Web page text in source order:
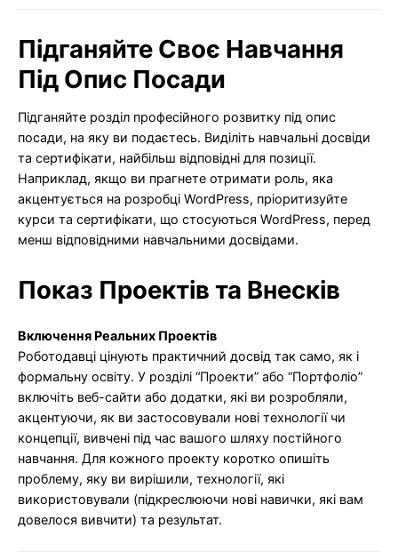
Підганяйте Своє Навчання
Під Опис Посади
Підганяйте розділ професійного розвитку під опис
посади, на яку ви подаєтесь. Виділіть навчальні досвіди
та сертифікати, найбільш відповідні для позиції.
Наприклад, якщо ви прагнете отримати роль, яка
акцентується на розробці WordPress, пріоритизуйте
курси та сертифікати, що стосуються WordPress, перед
менш відповідними навчальними досвідами.
Показ Проектів та Внесків
Включення Реальних Проектів
Роботодавці цінують практичний досвід так само, як і
формальну освіту. У розділі “Проекти” або “Портфоліо”
включіть веб-сайти або додатки, які ви розробляли,
акцентуючи, як ви застосовували нові технології чи
концепції, вивчені під час вашого шляху постійного
навчання. Для кожного проекту коротко опишіть
проблему, яку ви вирішили, технології, які
використовували (підкреслюючи нові навички, які вам
довелося вивчити) та результат.